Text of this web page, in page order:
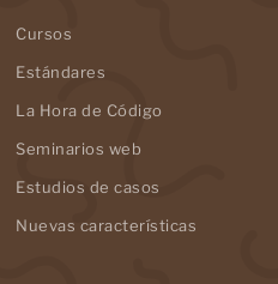
Cursos
Estándares
La Hora de Código
Seminarios web
Estudios de casos
Nuevas características